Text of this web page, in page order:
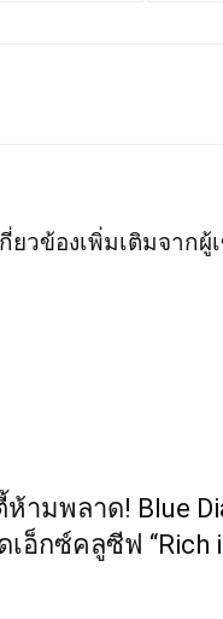
ยวข้องเพิ่มเติมจากผู้
ามพลาด! Blue
เอ็กซ์คลูซีฟ “Rich